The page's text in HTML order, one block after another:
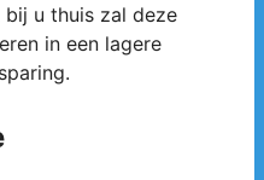
u thuis zal deze
in een lagere